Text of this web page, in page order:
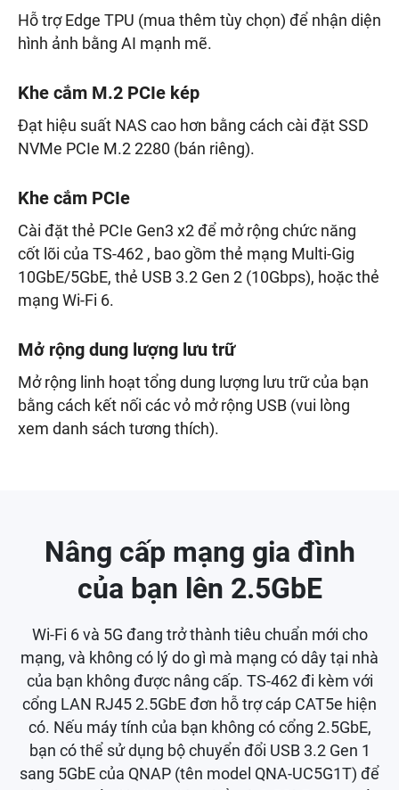
Hỗ trợ Edge TPU (mua thêm tùy chọn) để nhận diện
hình ảnh bằng AI mạnh mẽ.
Khe cắm M.2 PCIe kép
Đạt hiệu suất NAS cao hơn bằng cách cài đặt SSD
NVMe PCIe M.2 2280 (bán riêng).
Khe cắm PCIe
Cài đặt thẻ PCIe Gen3 x2 để mở rộng chức năng
cốt lõi của TS-462 , bao gồm thẻ mạng Multi-Gig
10GbE/5GbE, thẻ USB 3.2 Gen 2 (10Gbps), hoặc thẻ
mạng Wi-Fi 6.
Mở rộng dung lượng lưu trữ
Mở rộng linh hoạt tổng dung lượng lưu trữ của bạn
bằng cách kết nối các vỏ mở rộng USB (vui lòng
xem danh sách tương thích).
Nâng cấp mạng gia đình
của bạn lên 2.5GbE
Wi-Fi 6 và 5G đang trở thành tiêu chuẩn mới cho
mạng, và không có lý do gì mà mạng có dây tại nhà
của bạn không được nâng cấp. TS-462 đi kèm với
cổng LAN RJ45 2.5GbE đơn hỗ trợ cáp CAT5e hiện
có. Nếu máy tính của bạn không có cổng 2.5GbE,
bạn có thể sử dụng bộ chuyển đổi USB 3.2 Gen 1
sang 5GbE của QNAP (tên model QNA-UC5G1T) để